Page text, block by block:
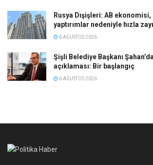
Rusya Dışişleri: AB ekonomisi,
yaptırımlar nedeniyle hızla
6 AĞUSTOS 2026
Şişli Belediye Başkanı
açıklaması: Bir başlangıç
6 AĞUSTOS 2026